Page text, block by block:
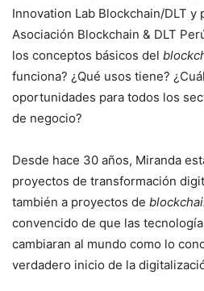
Innovation Lab Blockchain/DLT y
Asociación Blockchain & DLT
los conceptos básicos del
funciona? ¿Qué usos tiene?
oportunidades para todos los
de negocio?
Desde hace 30 años, Miranda
proyectos de transformación
también a proyectos de
convencido de que las
cambiaran al mundo como lo
verdadero inicio de la